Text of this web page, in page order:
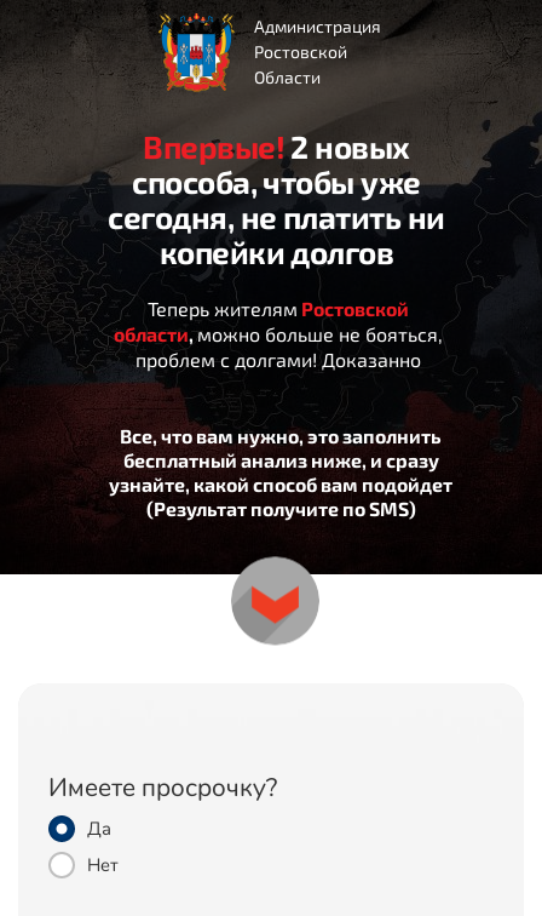
Администрация
Ростовской
Области
Впервые!2 новых
способа, чтобы уже
сегодня, не платить ни
копейки долгов
Теперь жителям Ростовской
области,можно больше не бояться,
проблем с долгами! Доказанно
Все, что вам нужно, это заполнить
бесплатный анализ ниже, и сразу
узнайте, какой способ вам подойдет
(Результат получите по SMS)
Имеете просрочку?
Да
Нет